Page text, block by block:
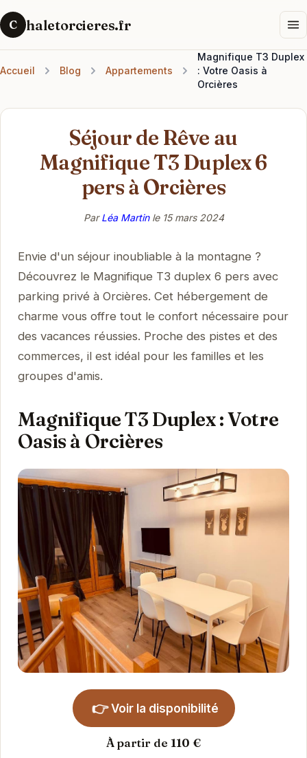
C haletorcieres.fr
Accueil Blog Appartements
Magnifique T3 Duplex
: Votre Oasis à
Orcières
Séjour de Rêve au
Magnifique T3 Duplex 6
pers à Orcières
ParLéa Martinle 15 mars 2024
Envie d'un séjour inoubliable à la montagne ?
Découvrez le Magnifique T3 duplex 6 pers avec
parking privé à Orcières. Cet hébergement de
charme vous offre tout le confort nécessaire pour
des vacances réussies. Proche des pistes et des
commerces, il est idéal pour les familles et les
groupes d'amis.
Magnifique T3 Duplex : Votre
Oasis à Orcières
👉 Voir la disponibilité
À partir de 110 €